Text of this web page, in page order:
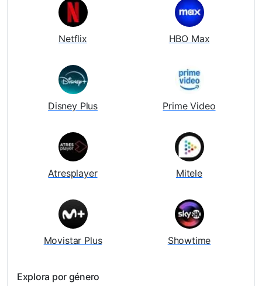
Netflix HBO Max
Disney Plus Prime Video
Atresplayer Mitele
Movistar Plus Showtime
Explora por género